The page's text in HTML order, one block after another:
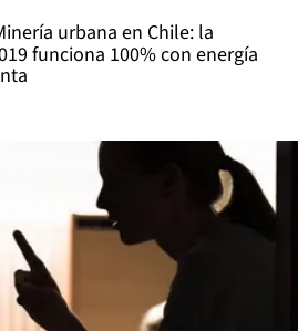
urbana en Chile: la
funciona 100% con energía